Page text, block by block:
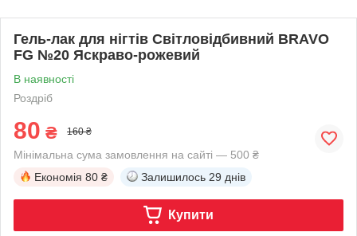
Гель-лак для нігтів Світловідбивний BRAVO
FG №20 Яскраво-рожевий
В наявності
Роздріб
80 ₴ 160 ₴
Мінімальна сума замовлення на сайті — 500 ₴
Економія 80 ₴ Залишилось 29 днів
Купити